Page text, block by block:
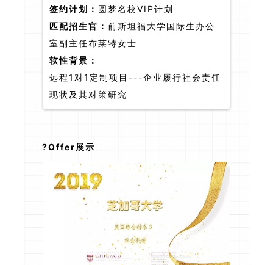
签约计划： 圆梦名校VIP计划
匹配招生官： 前斯坦福大学国际生办公
室副主任布莱特女士
软性背景：
远程1对1定制项目---企业履行社会责任
现状及其对策研究
?Offer展示